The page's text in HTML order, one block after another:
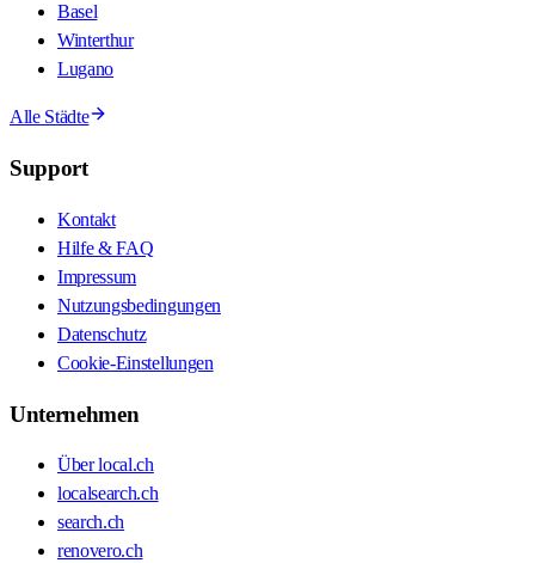
Basel
Winterthur
Lugano
Alle Städte
Support
Kontakt
Hilfe & FAQ
Impressum
Nutzungsbedingungen
Datenschutz
Cookie-Einstellungen
Unternehmen
Über local.ch
localsearch.ch
search.ch
renovero.ch